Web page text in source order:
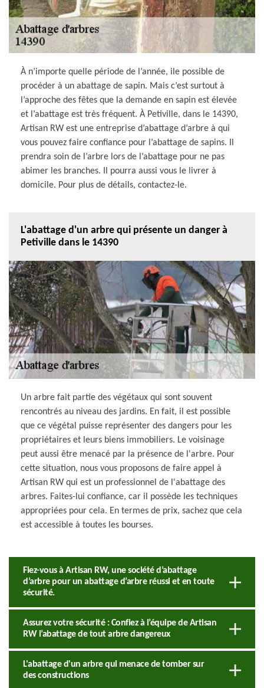
À n’importe quelle période de l’année, ile possible de
procéder à un abattage de sapin. Mais c’est surtout à
l’approche des fêtes que la demande en sapin est élevée
et l’abattage est très fréquent. À Petiville, dans le 14390,
Artisan RW est une entreprise d’abattage d’arbre à qui
vous pouvez faire confiance pour l’abattage de sapins. Il
prendra soin de l’arbre lors de l’abattage pour ne pas
abimer les branches. Il pourra aussi vous le livrer à
domicile. Pour plus de détails, contactez-le.
L'abattage d'un arbre qui présente un danger à
Petiville dans le 14390
Un arbre fait partie des végétaux qui sont souvent
rencontrés au niveau des jardins. En fait, il est possible
que ce végétal puisse représenter des dangers pour les
propriétaires et leurs biens immobiliers. Le voisinage
peut aussi être menacé par la présence de l'arbre. Pour
cette situation, nous vous proposons de faire appel à
Artisan RW qui est un professionnel de l'abattage des
arbres. Faites-lui confiance, car il possède les techniques
appropriées pour cela. En termes de prix, sachez que cela
est accessible à toutes les bourses.
Fiez-vous à Artisan RW, une société d’abattage
d’arbre pour un abattage d’arbre réussi et en toute
sécurité.
Assurez votre sécurité : Confiez à l’équipe de Artisan
RW l’abattage de tout arbre dangereux
L'abattage d'un arbre qui menace de tomber sur
des constructions